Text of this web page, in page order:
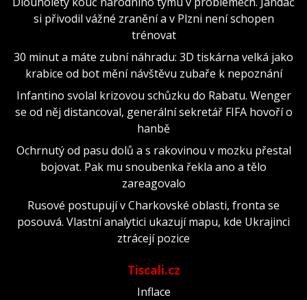
si přivodil vážné zranění a v Plzni není schopen
trénovat
30 minut a máte zubní náhradu: 3D tiskárna velká jako
krabice od bot mění návštěvu zubaře k nepoznání
Infantino svolal krizovou schůzku do Rabatu. Wenger
se od něj distancoval, generální sekretář FIFA hovoří o
hanbě
Ochrnutý od pasu dolů a s rakovinou v mozku přestal
bojovat. Pak mu snoubenka řekla ano a tělo
zareagovalo
Rusové postupují v Charkovské oblasti, fronta se
posouvá. Vlastní analytici ukazují mapu, kde Ukrajinci
ztrácejí pozice
Tiscali.cz
Inflace